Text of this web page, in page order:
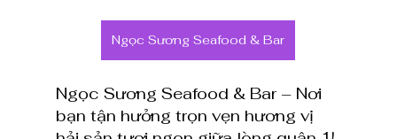
Ngọc Sương Seafood & Bar
Ngọc Sương Seafood & Bar – Nơi
bạn tận hưởng trọn vẹn hương vị